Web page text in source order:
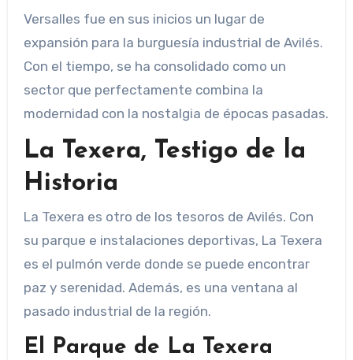
Versalles fue en sus inicios un lugar de
expansión para la burguesía industrial de Avilés.
Con el tiempo, se ha consolidado como un
sector que perfectamente combina la
modernidad con la nostalgia de épocas pasadas.
La Texera, Testigo de la
Historia
La Texera es otro de los tesoros de Avilés. Con
su parque e instalaciones deportivas, La Texera
es el pulmón verde donde se puede encontrar
paz y serenidad. Además, es una ventana al
pasado industrial de la región.
El Parque de La Texera